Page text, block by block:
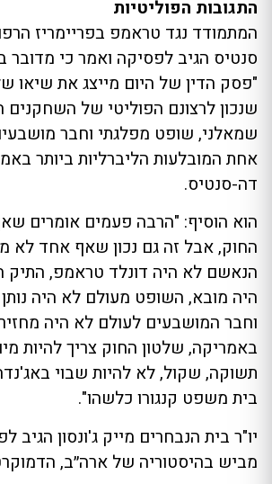
התגובות הפוליטיות
המתמודד נגד טראמפ בפריימריז
סנטיס הגיב לפסיקה ואמר כי מדובר
"פסק הדין של היום מייצג את שיאו
שנכון לרצונם הפוליטי של השחקנים
שמאלני, שופט מפלגתי וחבר
אחת המובלעות הליברליות ביותר
דה-סנטיס.
הוא הוסיף: "הרבה פעמים אומרים
החוק, אבל זה גם נכון שאף אחד לא
הנאשם לא היה דונלד טראמפ, התיק
היה מובא, השופט מעולם לא היה
וחבר המושבעים לעולם לא היה
באמריקה, שלטון החוק צריך להיות
תשוקה, שקול, לא להיות שבוי
בית משפט קנגורו כלשהו".
יו"ר בית הנבחרים מייק ג'ונסון הגיב
מביש בהיסטוריה של ארה״ב,